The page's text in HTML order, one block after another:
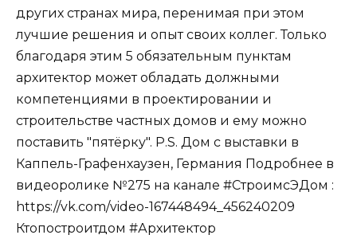
других странах мира, перенимая при этом
лучшие решения и опыт своих коллег. Только
благодаря этим 5 обязательным пунктам
архитектор может обладать должными
компетенциями в проектировании и
строительстве частных домов и ему можно
поставить "пятёрку". P.S. Дом с выставки в
Каппель-Графенхаузен, Германия Подробнее в
видеоролике №275 на канале #СтроимсЭДом :
https://vk.com/video-167448494_456240209
Ктопостроитдом #Архитектор